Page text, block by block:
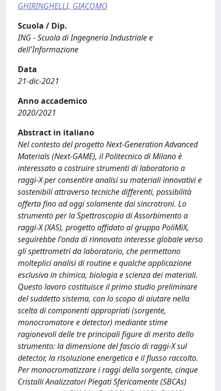
GHIRINGHELLI, GIACOMO
Scuola / Dip.
ING - Scuola di Ingegneria Industriale e
dell'Informazione
Data
21-dic-2021
Anno accademico
2020/2021
Abstract in italiano
Nel contesto del progetto Next-Generation Advanced
Materials (Next-GAME), il Politecnico di Milano è
interessato a costruire strumenti di laboratorio a
raggi-X per consentire analisi su materiali innovativi e
sostenibili attraverso tecniche differenti, possibilità
offerta fino ad oggi solamente dai sincrotroni. Lo
strumento per la Spettroscopia di Assorbimento a
raggi-X (XAS), progetto affidato al gruppo PoliMiX,
seguirebbe l'onda di rinnovato interesse globale verso
gli spettrometri da laboratorio, che permettono
molteplici analisi di routine e qualche applicazione
esclusiva in chimica, biologia e scienza dei materiali.
Questo lavoro costituisce il primo studio preliminare
del suddetto sistema, con lo scopo di aiutare nella
scelta di componenti appropriati (sorgente,
monocromatore e detector) mediante stime
ragionevoli delle tre principali figure di merito dello
strumento: la dimensione del fascio di raggi-X sul
detector, la risoluzione energetica e il flusso raccolto.
Per monocromatizzare i raggi della sorgente, cinque
Cristalli Analizzatori Piegati Sfericamente (SBCAs)